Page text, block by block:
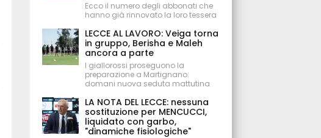
Ecco il numero degli abbonati che
hanno già rinnovato la loro tessera
LECCE AL LAVORO: Veiga torna
in gruppo, Berisha e Maleh
ancora a parte
I giallorossi proseguono la
preparazione a Martignano:
domani nuova seduta mattutina
LA NOTA DEL LECCE: nessuna
sostituzione per MENCUCCI,
liquidato con garbo,
"dinamiche fisiologiche"